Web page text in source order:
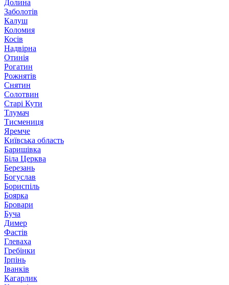
Долина
Заболотів
Калуш
Коломия
Косів
Надвірна
Отинія
Рогатин
Рожнятів
Снятин
Солотвин
Старі Кути
Тлумач
Тисмениця
Яремче
Київська область
Баришівка
Біла Церква
Березань
Богуслав
Бориспіль
Боярка
Бровари
Буча
Димер
Фастів
Глеваха
Гребінки
Ірпінь
Іванків
Кагарлик